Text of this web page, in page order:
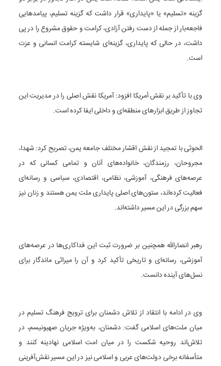
گزینه «تسلیم» یا «پایداری» قرار داشت که گزینه تسلیم، پیامدهایی
فاجعه‌بار از جمله از دست رفتن آزادی، کرامت و حقوق مشروع را در پی
داشت، در حالی که پایداری، گزینه‌ای شایسته کرامت انسانی و عزت
است.
وی با تأکید بر نقش أمریکا افزود: آمریکا نقش اصلی را در مدیریت این
تجاوز از طریق ابزارهای منطقه‌ای و داخلی ایفا کرده است.
الحوثی با تمجید از نقش اقشار مختلف جامعه یمن، تصریح کرد: شهدا،
مجروحان، رزمندگان، خانواده‌های آنان و تمامی کسانی که در
عرصه‌های فرهنگی، آموزشی، نظامی، اقتصادی، سیاسی و رسانه‌ای
فعالیت کرده‌اند، ستون‌های اصلی پایداری ملت یمن هستند و زنان نیز
سهم بزرگی در این مسیر داشته‌اند.
رهبر انصارالله همچنین بر ضرورت ثبت این فداکاری‌ها در عرصه‌های
آموزشی، رسانه‌ای و تاریخی تأکید کرد و آن را میراثی ماندگار برای
نسل‌های آینده دانست.
وی در ادامه با انتقاد از تلاش دشمنان برای ترویج فرهنگ تسلیم در
میان ملت‌های اسلامی گفت: دشمنان، به‌ویژه جریان صهیونیسم، در
تلاش‌اند روحیه شکست را در میان امت اسلامی نهادینه کنند و
متأسفانه برخی دولت‌های عربی و اسلامی نیز در این مسیر نقش‌آفرینی